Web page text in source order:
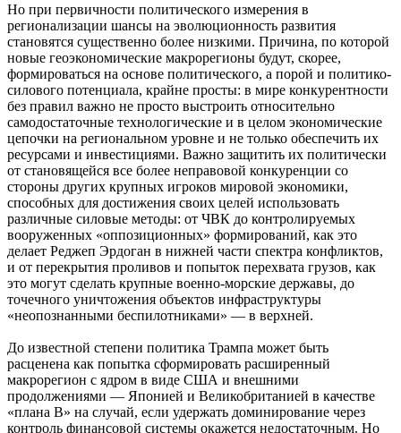
Но при первичности политического измерения в
регионализации шансы на эволюционность развития
становятся существенно более низкими. Причина, по которой
новые геоэкономические макрорегионы будут, скорее,
формироваться на основе политического, а порой и политико-
силового потенциала, крайне просты: в мире конкурентности
без правил важно не просто выстроить относительно
самодостаточные технологические и в целом экономические
цепочки на региональном уровне и не только обеспечить их
ресурсами и инвестициями. Важно защитить их политически
от становящейся все более неправовой конкуренции со
стороны других крупных игроков мировой экономики,
способных для достижения своих целей использовать
различные силовые методы: от ЧВК до контролируемых
вооруженных «оппозиционных» формирований, как это
делает Реджеп Эрдоган в нижней части спектра конфликтов,
и от перекрытия проливов и попыток перехвата грузов, как
это могут сделать крупные военно-морские державы, до
точечного уничтожения объектов инфраструктуры
«неопознанными беспилотниками» — в верхней.
До известной степени политика Трампа может быть
расценена как попытка сформировать расширенный
макрорегион с ядром в виде США и внешними
продолжениями — Японией и Великобританией в качестве
«плана B» на случай, если удержать доминирование через
контроль финансовой системы окажется недостаточным. Но